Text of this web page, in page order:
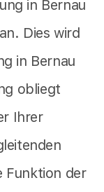
in Bernau
Dies wird
in Bernau
obliegt
Ihrer
Funktion der